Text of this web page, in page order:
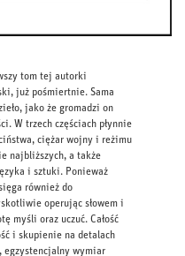
tom tej autorki
już pośmiertnie. Sama
jako że gromadzi on
W trzech częściach płynnie
ciężar wojny i reżimu
najbliższych, a także
i sztuki. Ponieważ
również do
operując słowem i
myśli oraz uczuć. Całość
i skupienie na detalach
egzystencjalny wymiar